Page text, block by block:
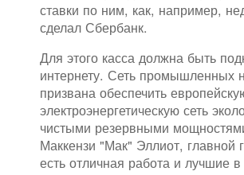
ставки по ним, как, например,
сделал Сбербанк.
Для этого касса должна быть
интернету. Сеть промышленных
призвана обеспечить
электроэнергетическую сеть
чистыми резервными
Маккензи "Мак" Эллиот, главной
есть отличная работа и лучшие